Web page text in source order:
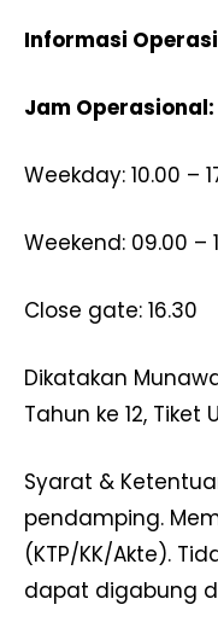
Informasi
Jam Operasional:
Weekday: 10.00 –
Weekend: 09.00 –
Close gate: 16.30
Dikatakan
Tahun ke 12, Tiket
Syarat &
pendamping.
(KTP/KK/Akte).
dapat digabung